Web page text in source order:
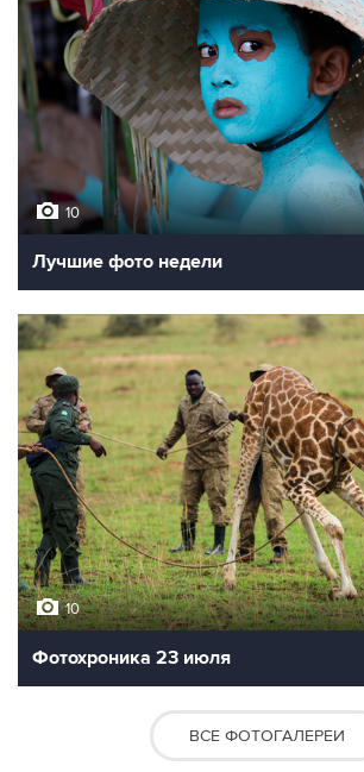
10
Лучшие фото недели
10
Фотохроника 23 июля
ВСЕ ФОТОГАЛЕРЕИ